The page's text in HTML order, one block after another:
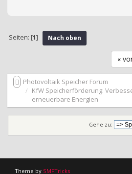
Seiten: [1] Nach oben
«
Photovoltaik Speicher Forum
KfW Speicherförderung:
erneuerbare Energien
Gehe zu:
Theme by SMFTricks